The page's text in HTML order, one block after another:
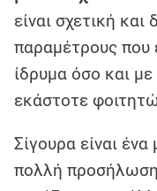
είναι σχετική
παραμέτρους που
ίδρυμα όσο και
εκάστοτε
Σίγουρα είναι
πολλή προσήλωση